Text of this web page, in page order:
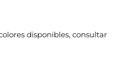
disponibles, consultar